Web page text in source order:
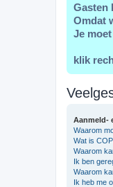
Gasten
Omdat
Je
klik
Aanmeld-
Waarom
Wat is
Waarom
Ik ben
Waarom
Ik heb me